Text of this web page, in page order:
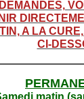
DEMANDES,
A LA
CI-
matin